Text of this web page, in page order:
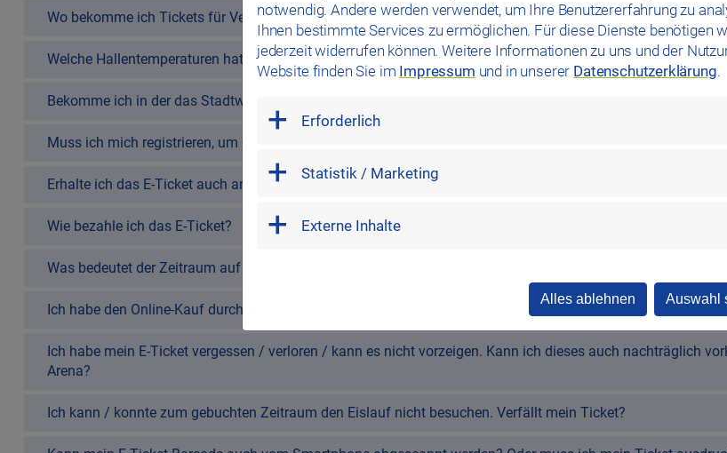
Wo bekomme ich Tickets für Veranstaltungen?
Welche Hallentemperaturen hat die Veranstaltungsarena?
Bekomme ich in der das Stadtwerk.Donau-Arena etwas zu essen und zu trinken?
Muss ich mich registrieren, um ein E-Ticket kaufen zu können?
Erhalte ich das E-Ticket auch an der Kasse?
Wie bezahle ich das E-Ticket?
Was bedeutet der Zeitraum auf meinem E-Ticket?
Ich habe den Online-Kauf durchgeführt. Warum habe ich kein E-Ticket erhalten?
Ich habe mein E-Ticket vergessen / verloren / kann es nicht vorzeigen. Kann ich dieses auch nachträglich
Arena?
Ich kann / konnte zum gebuchten Zeitraum den Eislauf nicht besuchen. Verfällt mein Ticket?
notwendig. Andere werden verwendet, um Ihre Benutzererfahrung zu
Ihnen bestimmte Services zu ermöglichen. Für diese Dienste benötigen
jederzeit widerrufen können. Weitere Informationen zu uns und der
Website finden Sie im Impressum und in unserer Datenschutzerklärung.
Erforderlich
mandatory
Statistik / Marketing
Externe Inhalte
Alles ablehnen Auswahl